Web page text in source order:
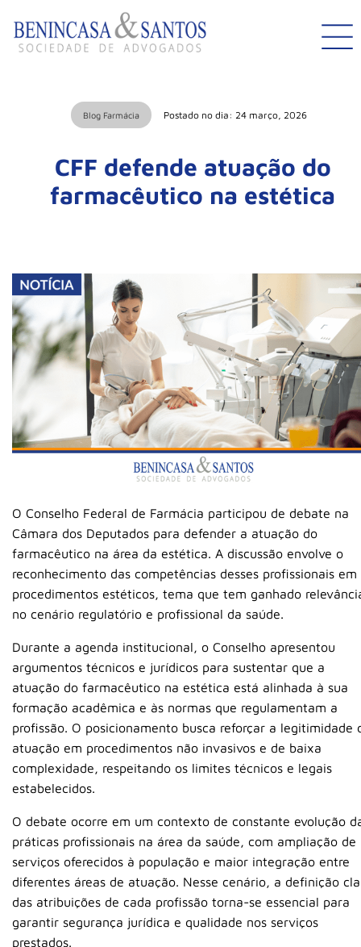
Blog Farmácia Postado no dia: 24 março, 2026
CFF defende atuação do
farmacêutico na estética
O Conselho Federal de Farmácia participou de debate na
Câmara dos Deputados para defender a atuação do
farmacêutico na área da estética. A discussão envolve o
reconhecimento das competências desses profissionais em
procedimentos estéticos, tema que tem ganhado
no cenário regulatório e profissional da saúde.
Durante a agenda institucional, o Conselho apresentou
argumentos técnicos e jurídicos para sustentar que a
atuação do farmacêutico na estética está alinhada à sua
formação acadêmica e às normas que regulamentam a
profissão. O posicionamento busca reforçar a legitimidade
atuação em procedimentos não invasivos e de baixa
complexidade, respeitando os limites técnicos e legais
estabelecidos.
O debate ocorre em um contexto de constante evolução
práticas profissionais na área da saúde, com ampliação de
serviços oferecidos à população e maior integração entre
diferentes áreas de atuação. Nesse cenário, a definição
das atribuições de cada profissão torna-se essencial para
garantir segurança jurídica e qualidade nos serviços
prestados.